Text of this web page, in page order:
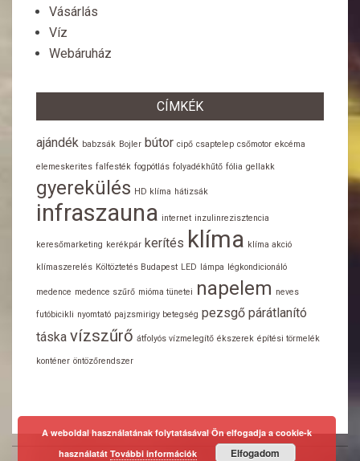
Vásárlás
Víz
Webáruház
CÍMKÉK
ajándék babzsák Bojler bútor cipő csaptelep csőmotor ekcéma
elemeskerites falfesték fogpótlás folyadékhűtő fólia gellakk
gyerekülés HD klíma hátizsák
infraszauna internet inzulinrezisztencia
keresőmarketing kerékpár kerítés klíma klíma akció
klímaszerelés Költöztetés Budapest LED lámpa légkondicionáló
medence medence szűrő mióma tünetei napelem neves
futóbicikli nyomtató pajzsmirigy betegség pezsgő párátlanító
táska vízszűrő átfolyós vízmelegítő ékszerek építési törmelék
konténer öntözőrendszer
A weboldal használatának folytatásával Ön elfogadja a cookie-k
használatát További információk Elfogadom